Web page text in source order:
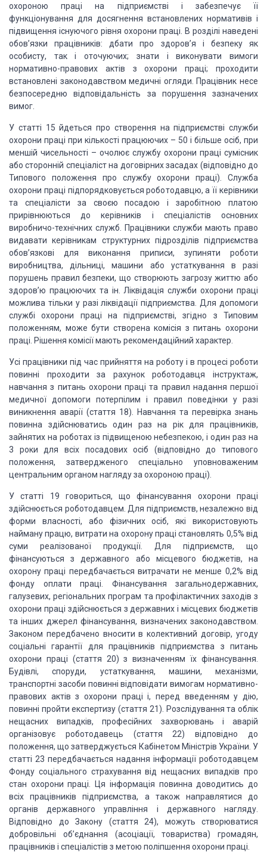
охороною праці на підприємстві і забезпечує її
функціонування для досягнення встановлених нормативів і
підвищення існуючого рівня охорони праці. В розділі наведені
обов’язки працівників: дбати про здоров’я і безпеку як
особисту, так і оточуючих; знати і виконувати вимоги
нормативно-правових актів з охорони праці; проходити
встановлені законодавством медичні огляди. Працівник несе
безпосередню відповідальність за порушення зазначених
вимог.
У статті 15 йдеться про створення на підприємстві служби
охорони праці при кількості працюючих – 50 і більше осіб, при
меншій чисельності – очолює службу охорони праці сумісник
або сторонній спеціаліст на договірних засадах (відповідно до
Типового положення про службу охорони праці). Служба
охорони праці підпорядковується роботодавцю, а її керівники
та спеціалісти за своєю посадою і заробітною платою
прирівнюються до керівників і спеціалістів основних
виробничо-технічних служб. Працівники служби мають право
видавати керівникам структурних підрозділів підприємства
обов’язкові для виконання приписи, зупиняти роботи
виробництва, дільниці, машини або устаткування в разі
порушень правил безпеки, що створюють загрозу життю або
здоров’ю працюючих та ін. Ліквідація служби охорони праці
можлива тільки у разі ліквідації підприємства. Для допомоги
службі охорони праці на підприємстві, згідно з Типовим
положенням, може бути створена комісія з питань охорони
праці. Рішення комісії мають рекомендаційний характер.
Усі працівники під час прийняття на роботу і в процесі роботи
повинні проходити за рахунок роботодавця інструктаж,
навчання з питань охорони праці та правил надання першої
медичної допомоги потерпілим і правил поведінки у разі
виникнення аварії (стаття 18). Навчання та перевірка знань
повинна здійснюватись один раз на рік для працівників,
зайнятих на роботах із підвищеною небезпекою, і один раз на
3 роки для всіх посадових осіб (відповідно до типового
положення, затвердженого спеціально уповноваженим
центральним органом нагляду за охороною праці).
У статті 19 говориться, що фінансування охорони праці
здійснюється роботодавцем. Для підприємств, незалежно від
форми власності, або фізичних осіб, які використовують
найману працю, витрати на охорону праці становлять 0,5% від
суми реалізованої продукції. Для підприємств, що
фінансуються з державного або місцевого бюджетів, на
охорону праці передбачається витрачати не менше 0,2% від
фонду оплати праці. Фінансування загальнодержавних,
галузевих, регіональних програм та профілактичних заходів з
охорони праці здійснюється з державних і місцевих бюджетів
та інших джерел фінансування, визначених законодавством.
Законом передбачено вносити в колективний договір, угоду
соціальні гарантії для працівників підприємства з питань
охорони праці (стаття 20) з визначенням їх фінансування.
Будівлі, споруди, устаткування, машини, механізми,
транспортні засоби повинні відповідати вимогам нормативно-
правових актів з охорони праці і, перед введенням у дію,
повинні пройти експертизу (стаття 21). Розслідування та облік
нещасних випадків, професійних захворювань і аварій
організовує роботодавець (стаття 22) відповідно до
положення, що затверджується Кабінетом Міністрів України. У
статті 23 передбачається надання інформації роботодавцем
Фонду соціального страхування від нещасних випадків про
стан охорони праці. Ця інформація повинна доводитись до
всіх працівників підприємства, а також направлятися до
органів державного управління і державного нагляду.
Відповідно до Закону (стаття 24), можуть створюватися
добровільні об’єднання (асоціації, товариства) громадян,
працівників і спеціалістів з метою поліпшення охорони праці.